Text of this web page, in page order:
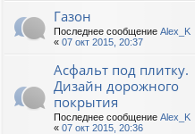
Газон
Последнее сообщение Alex_K
« 07 окт 2015, 20:37
Асфальт под плитку.
Дизайн дорожного
покрытия
Последнее сообщение Alex_K
« 07 окт 2015, 20:36